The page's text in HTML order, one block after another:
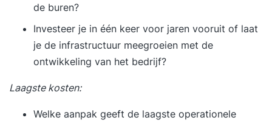
de buren?
Investeer je in één keer voor jaren vooruit of laat
je de infrastructuur meegroeien met de
ontwikkeling van het bedrijf?
Laagste kosten:
Welke aanpak geeft de laagste operationele